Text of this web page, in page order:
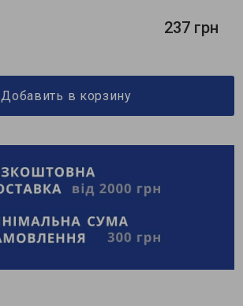
237 грн
Добавить в корзину